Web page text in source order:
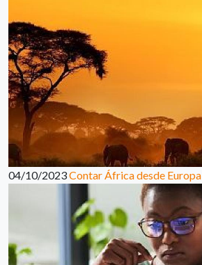
04/10/2023Contar África desde Europa